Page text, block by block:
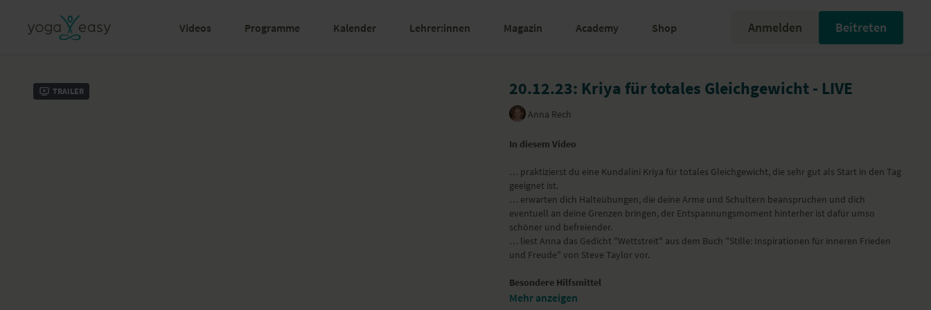
Videos Programme Kalender Lehrer:innen Magazin Academy Shop Anmelden Beitreten
Trailer 20.12.23: Kriya für totales Gleichgewicht - LIVE
Anna Rech
In diesem Video
… praktizierst du eine Kundalini Kriya für totales Gleichgewicht, die sehr gut als Start in den Tag
geeignet ist.
… erwarten dich Halteübungen, die deine Arme und Schultern beanspruchen und dich
eventuell an deine Grenzen bringen, der Entspannungsmoment hinterher ist dafür umso
schöner und befreiender.
… liest Anna das Gedicht "Wettstreit" aus dem Buch "Stille: Inspirationen für inneren Frieden
und Freude" von Steve Taylor vor.
Besondere Hilfsmittel
Mehr anzeigen